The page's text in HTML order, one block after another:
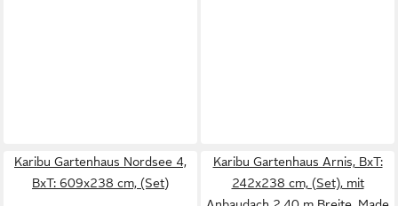
Karibu Gartenhaus Nordsee 4,
BxT: 609x238 cm, (Set)
Karibu Gartenhaus Arnis, BxT:
242x238 cm, (Set), mit